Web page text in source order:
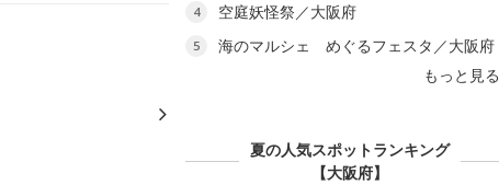
4 空庭妖怪祭／大阪府
5
海のマルシェ めぐるフェスタ／大阪府
もっと見る
夏の人気スポットランキング
【大阪府】